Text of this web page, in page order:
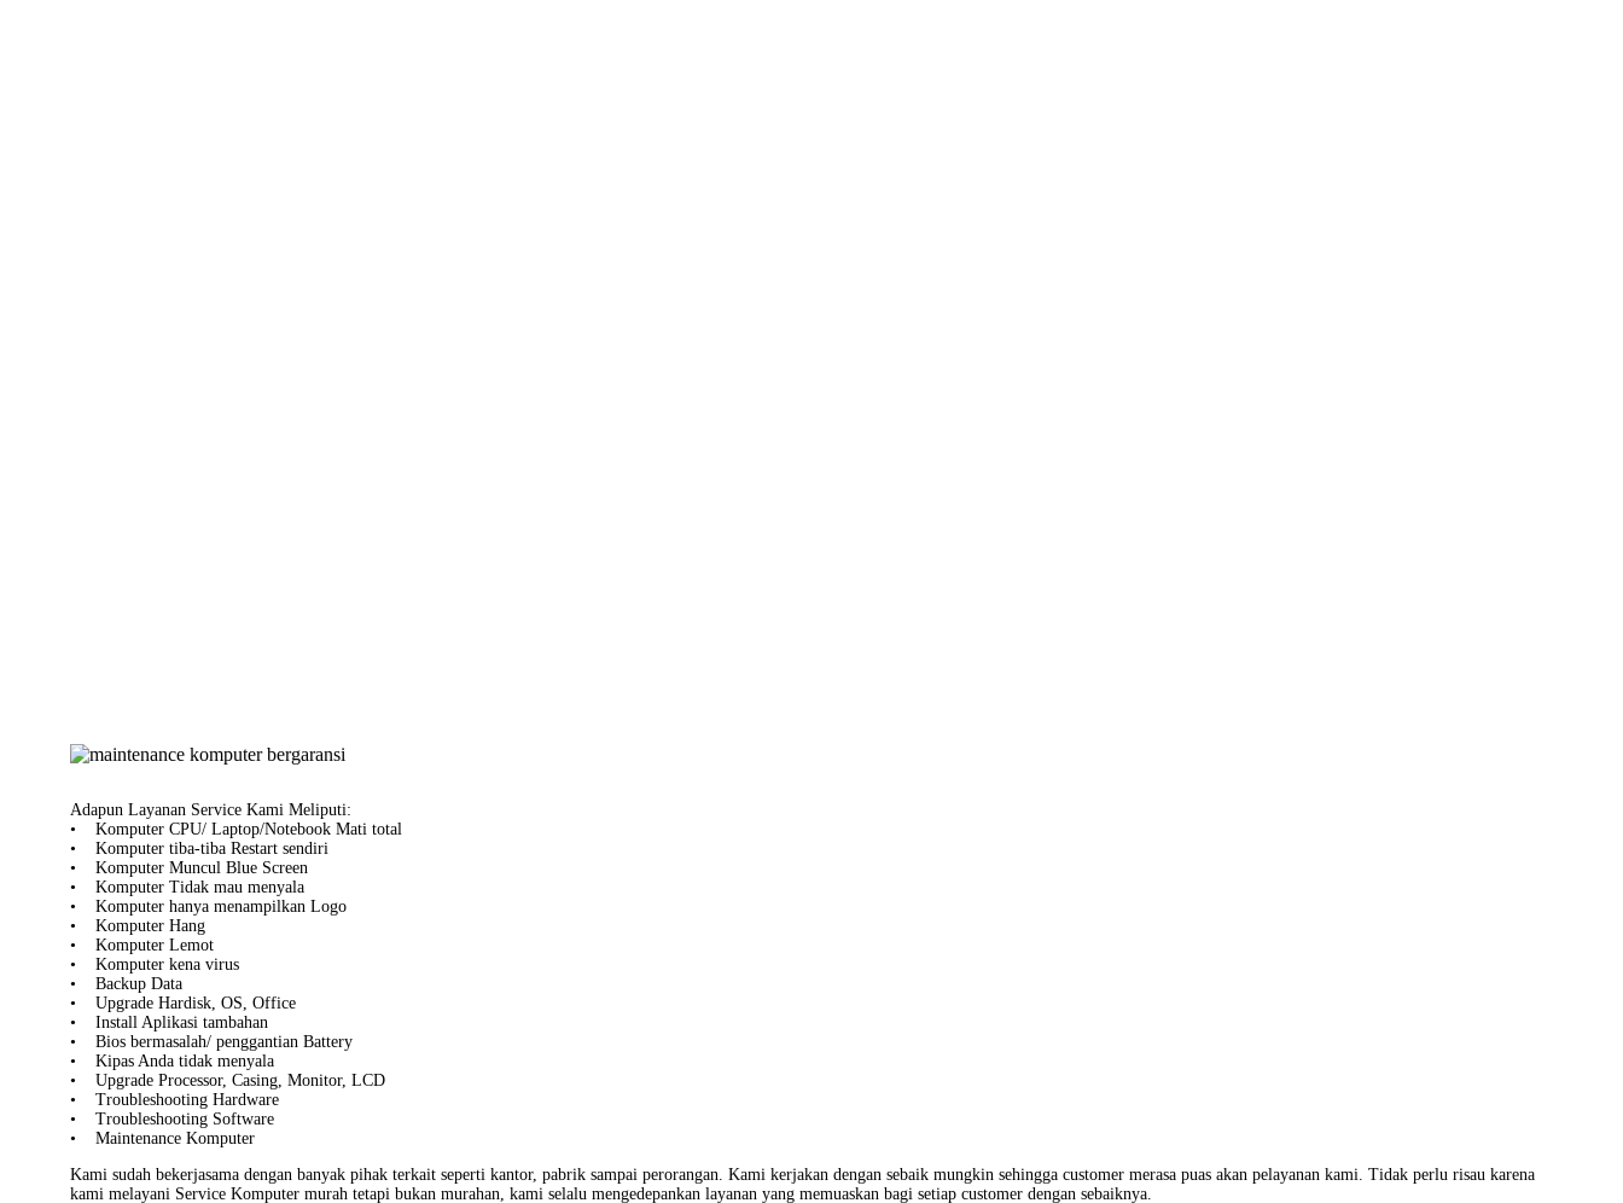
Adapun Layanan Service Kami Meliputi:
• Komputer CPU/ Laptop/Notebook Mati total
• Komputer tiba-tiba Restart sendiri
• Komputer Muncul Blue Screen
• Komputer Tidak mau menyala
• Komputer hanya menampilkan Logo
• Komputer Hang
• Komputer Lemot
• Komputer kena virus
• Backup Data
• Upgrade Hardisk, OS, Office
• Install Aplikasi tambahan
• Bios bermasalah/ penggantian Battery
• Kipas Anda tidak menyala
• Upgrade Processor, Casing, Monitor, LCD
• Troubleshooting Hardware
• Troubleshooting Software
• Maintenance Komputer
Kami sudah bekerjasama dengan banyak pihak terkait seperti kantor, pabrik sampai perorangan. Kami kerjakan dengan sebaik mungkin sehingga customer merasa puas akan pelayanan kami. Tidak perlu risau karena
kami melayani Service Komputer murah tetapi bukan murahan, kami selalu mengedepankan layanan yang memuaskan bagi setiap customer dengan sebaiknya.